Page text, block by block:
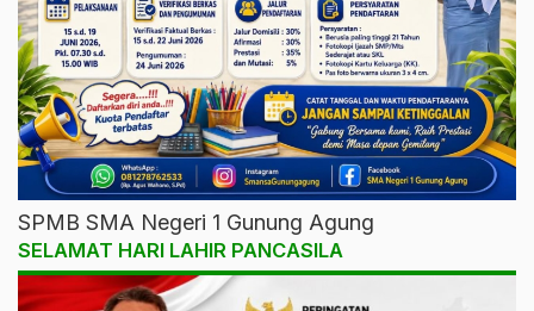
SPMB SMA Negeri 1 Gunung Agung
SELAMAT HARI LAHIR PANCASILA